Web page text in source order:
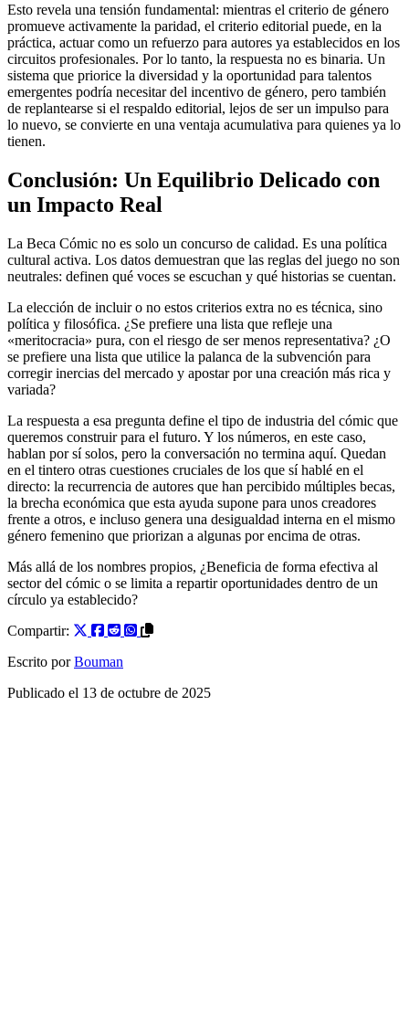
Esto revela una tensión fundamental: mientras el criterio de género
promueve activamente la paridad, el criterio editorial puede, en la
práctica, actuar como un refuerzo para autores ya establecidos en los
circuitos profesionales. Por lo tanto, la respuesta no es binaria. Un
sistema que priorice la diversidad y la oportunidad para talentos
emergentes podría necesitar del incentivo de género, pero también
de replantearse si el respaldo editorial, lejos de ser un impulso para
lo nuevo, se convierte en una ventaja acumulativa para quienes ya lo
tienen.
Conclusión: Un Equilibrio Delicado con
un Impacto Real
La Beca Cómic no es solo un concurso de calidad. Es una política
cultural activa. Los datos demuestran que las reglas del juego no son
neutrales: definen qué voces se escuchan y qué historias se cuentan.
La elección de incluir o no estos criterios extra no es técnica, sino
política y filosófica. ¿Se prefiere una lista que refleje una
«meritocracia» pura, con el riesgo de ser menos representativa? ¿O
se prefiere una lista que utilice la palanca de la subvención para
corregir inercias del mercado y apostar por una creación más rica y
variada?
La respuesta a esa pregunta define el tipo de industria del cómic que
queremos construir para el futuro. Y los números, en este caso,
hablan por sí solos, pero la conversación no termina aquí. Quedan
en el tintero otras cuestiones cruciales de los que sí hablé en el
directo: la recurrencia de autores que han percibido múltiples becas,
la brecha económica que esta ayuda supone para unos creadores
frente a otros, e incluso genera una desigualdad interna en el mismo
género femenino que priorizan a algunas por encima de otras.
Más allá de los nombres propios, ¿Beneficia de forma efectiva al
sector del cómic o se limita a repartir oportunidades dentro de un
círculo ya establecido?
Compartir:
Escrito por Bouman
Publicado el 13 de octubre de 2025